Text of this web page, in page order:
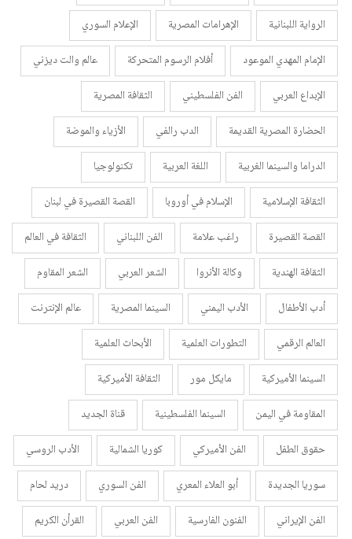
الرواية اللبنانية
الإهرامات المصرية
الإعلام السوري
الإمام المهدي الموعود
أفلام الرسوم المتحركة
عالم والت ديزني
الإبداع العربي
الفن الفلسطيني
الثقافة المصرية
الحضارة المصرية القديمة
الدب رالفي
الأزياء والموضة
الدراما والسينما الغربية
اللغة العربية
تكنولوجيا
الثقافة الإسلامية
الإسلام في أوروبا
القصة القصيرة في لبنان
القصة القصيرة
راغب علامة الفن اللبناني
الثقافة في العالم
الثقافة الهندية
وكالة الأنروا الشعر العربي
الشعر المقاوم
أدب الأطفال
الأدب اليمني السينما المصرية
عالم الإنترنت
العالم الرقمي
التطورات العلمية
الأبحاث العلمية
السينما الأميركية
مايكل مور
الثقافة الأميركية
المقاومة في اليمن
السينما الفلسطينية
قناة الجديد
حقوق الطفل
الفن الأميركي كوريا الشمالية
الأدب الروسي
سوريا الجديدة
أبو العلاء المعري الفن السوري
دريد لحام
الفن الإيراني
الفنون الفارسية الفن العربي
القرأن الكريم